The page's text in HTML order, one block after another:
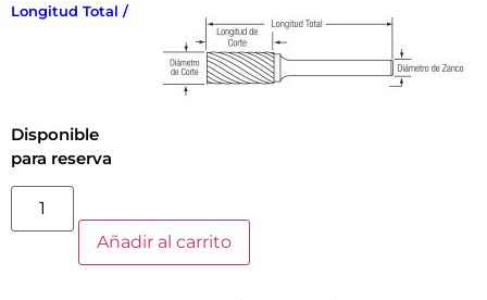
Longitud Total /
Disponible
para reserva
Añadir al carrito